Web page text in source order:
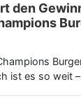
den
ist es so weit